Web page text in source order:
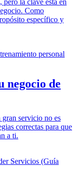
la clave está en
Como
específico y
negocio de
servicio no es
correctas para que
a ti.